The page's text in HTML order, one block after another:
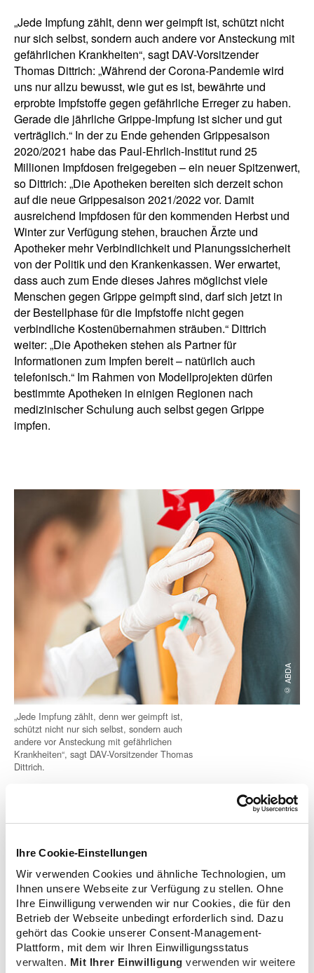
Ihre Cookie-Einstellungen
Wir verwenden Cookies und ähnliche Technologien, um
Ihnen unsere Webseite zur Verfügung zu stellen. Ohne
Ihre Einwilligung verwenden wir nur Cookies, die für den
Betrieb der Webseite unbedingt erforderlich sind. Dazu
gehört das Cookie unserer Consent-Management-
Plattform, mit dem wir Ihren Einwilligungsstatus
verwalten. Mit Ihrer Einwilligung verwenden wir weitere
„Jede Impfung zählt, denn wer geimpft ist, schützt nicht
nur sich selbst, sondern auch andere vor Ansteckung mit
gefährlichen Krankheiten“, sagt DAV-Vorsitzender
Thomas Dittrich: „Während der Corona-Pandemie wird
uns nur allzu bewusst, wie gut es ist, bewährte und
erprobte Impfstoffe gegen gefährliche Erreger zu haben.
Gerade die jährliche Grippe-Impfung ist sicher und gut
verträglich.“ In der zu Ende gehenden Grippesaison
2020/2021 habe das Paul-Ehrlich-Institut rund 25
Millionen Impfdosen freigegeben – ein neuer Spitzenwert,
so Dittrich: „Die Apotheken bereiten sich derzeit schon
auf die neue Grippesaison 2021/2022 vor. Damit
ausreichend Impfdosen für den kommenden Herbst und
Winter zur Verfügung stehen, brauchen Ärzte und
Apotheker mehr Verbindlichkeit und Planungssicherheit
von der Politik und den Krankenkassen. Wer erwartet,
dass auch zum Ende dieses Jahres möglichst viele
Menschen gegen Grippe geimpft sind, darf sich jetzt in
der Bestellphase für die Impfstoffe nicht gegen
verbindliche Kostenübernahmen sträuben.“ Dittrich
weiter: „Die Apotheken stehen als Partner für
Informationen zum Impfen bereit – natürlich auch
telefonisch.“ Im Rahmen von Modellprojekten dürfen
bestimmte Apotheken in einigen Regionen nach
medizinischer Schulung auch selbst gegen Grippe
impfen.
© ABDA
„Jede Impfung zählt, denn wer geimpft ist,
schützt nicht nur sich selbst, sondern auch
andere vor Ansteckung mit gefährlichen
Krankheiten“, sagt DAV-Vorsitzender Thomas
Dittrich.
zurück zur Liste
Zusatzinformationen